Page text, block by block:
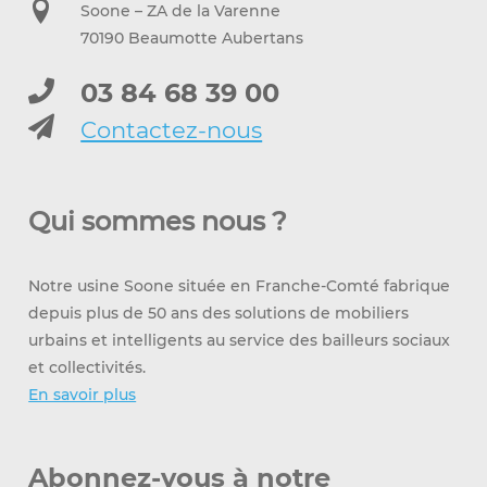
Soone – ZA de la Varenne
70190 Beaumotte Aubertans
03 84 68 39 00
Contactez-nous
Qui sommes nous ?
Notre usine Soone située en Franche-Comté fabrique
depuis plus de 50 ans des solutions de mobiliers
urbains et intelligents au service des bailleurs sociaux
et collectivités.
En savoir plus
Abonnez-vous à notre